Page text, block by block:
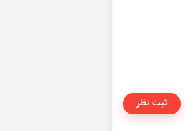
ثبت نظر